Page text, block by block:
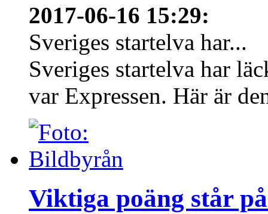
2017-06-16 15:29:
Sveriges startelva har...
Sveriges startelva har
var Expressen. Här är
Viktiga poäng står